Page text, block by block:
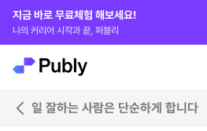
지금 바로 무료체험 해보세요!
나의 커리어 시작과 끝, 퍼블리
일 잘하는 사람은 단순하게 합니다